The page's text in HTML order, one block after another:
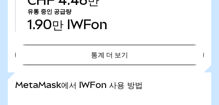
유통 중인 공급량
1.90만 IWFon
통계 더 보기
MetaMask에서 IWFon 사용 방법